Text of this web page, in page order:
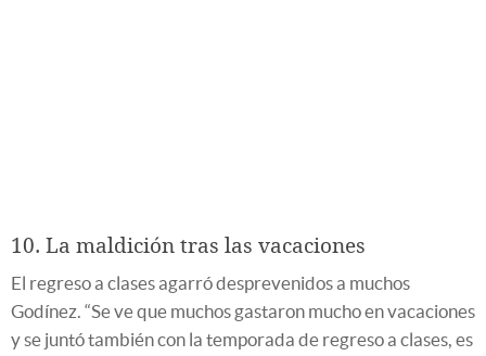
10. La maldición tras las vacaciones
El regreso a clases agarró desprevenidos a muchos
Godínez. “Se ve que muchos gastaron mucho en vacaciones
y se juntó también con la temporada de regreso a clases, es